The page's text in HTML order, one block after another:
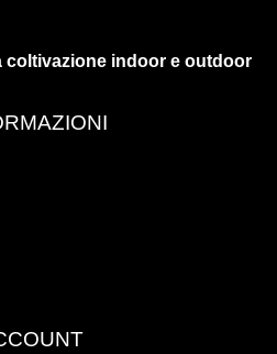
coltivazione indoor e outdoor